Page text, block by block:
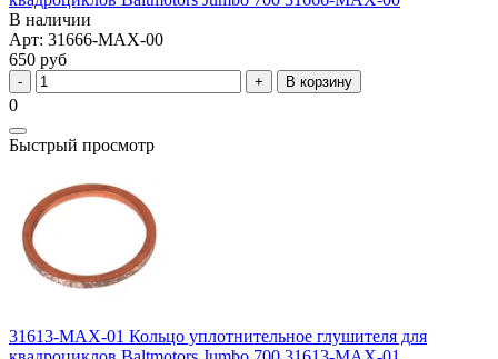
В наличии
Арт: 31666-MAX-00
650 руб
В корзину
0
Быстрый просмотр
31613-MAX-01 Кольцо уплотнительное глушителя для